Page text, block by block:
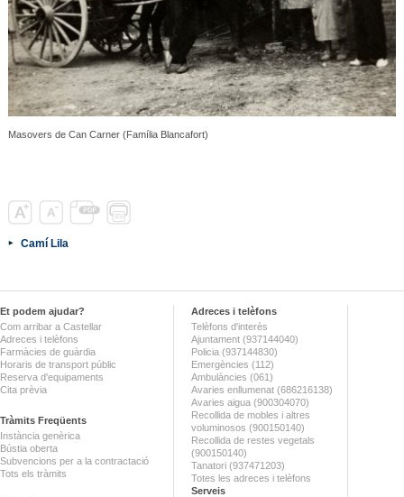
Masovers de Can Carner (Família Blancafort)
Camí Lila
Et podem ajudar?
Com arribar a Castellar
Adreces i telèfons
Farmàcies de guàrdia
Horaris de transport públic
Reserva d'equipaments
Cita prèvia
Tràmits Freqüents
Instància genèrica
Bústia oberta
Subvencions per a la contractació
Tots els tràmits
Adreces i telèfons
Telèfons d'interès
Ajuntament (937144040)
Policia (937144830)
Emergències (112)
Ambulàncies (061)
Avaries enllumenat (686216138)
Avaries aigua (900304070)
Recollida de mobles i altres
voluminosos (900150140)
Recollida de restes vegetals
(900150140)
Tanatori (937471203)
Totes les adreces i telèfons
Serveis